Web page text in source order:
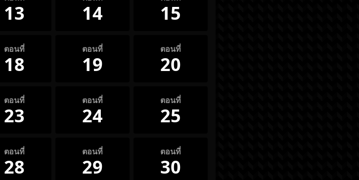
13 14 15
ตอนที่
18
ตอนที่
19
ตอนที่
20
ตอนที่
23
ตอนที่
24
ตอนที่
25
ตอนที่
28
ตอนที่
29
ตอนที่
30